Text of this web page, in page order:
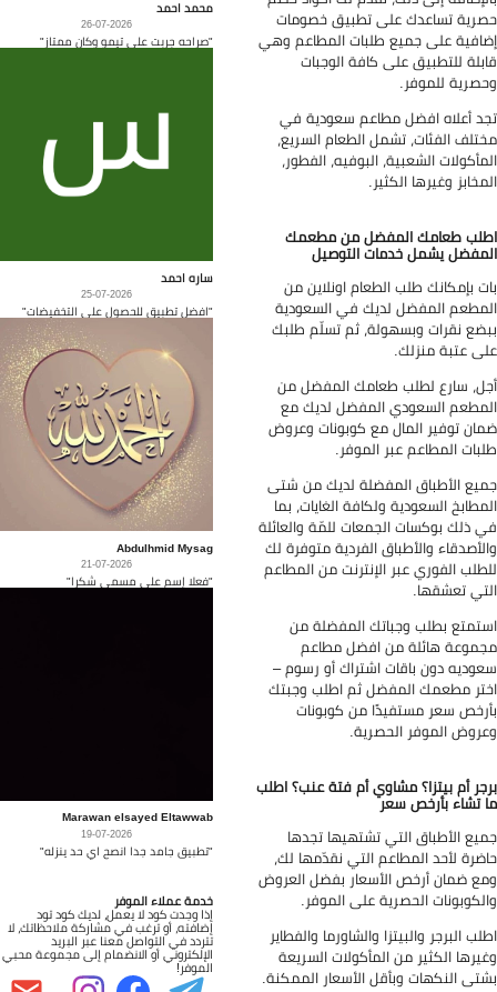
تساعدك على تطبيق خصومات
على جميع طلبات المطاعم وهي
للتطبيق على كافة الوجبات
للموفر.
أعلاه افضل مطاعم سعودية في
الفئات، تشمل الطعام السريع،
الشعبية، البوفيه، الفطور،
وغيرها الكثير.
طعامك المفضل من مطعمك
يشمل خدمات التوصيل
بإمكانك طلب الطعام اونلاين من
المفضل لديك في السعودية
نقرات وبسهولة، ثم تسلّم طلبك
عتبة منزلك.
سارع لطلب طعامك المفضل من
السعودي المفضل لديك مع
توفير المال مع كوبونات وعروض
المطاعم عبر الموفر.
الأطباق المفضلة لديك من شتى
السعودية ولكافة الغايات، بما
ذلك بوكسات الجمعات للمّة والعائلة
والأطباق الفردية متوفرة لك
الفوري عبر الإنترنت من المطاعم
تعشقها.
بطلب وجباتك المفضلة من
هائلة من افضل مطاعم
دون باقات اشتراك أو رسوم –
مطعمك المفضل ثم اطلب وجبتك
سعر مستفيدًا من كوبونات
الموفر الحصرية.
أم بيتزا؟ مشاوي أم فتة عنب؟ اطلب
تشاء بأرخص سعر
الأطباق التي تشتهيها تجدها
لأحد المطاعم التي نقدّمها لك،
ضمان أرخص الأسعار بفضل العروض
الحصرية على الموفر.
البرجر والبيتزا والشاورما والفطاير
الكثير من المأكولات السريعة
النكهات وبأقل الأسعار الممكنة.
محمد احمد
26-07-2026
"صراحه جربت على تيمو وكان ممتاز"
ساره احمد
25-07-2026
"افضل تطبيق للحصول على التخفيضات"
Abdulhmid Mysag
21-07-2026
"فعلا إسم على مسمى شكرا"
Marawan elsayed Eltawwab
19-07-2026
"تطبيق جامد جدا انصح اي حد ينزله"
خدمة عملاء الموفر
إذا وجدت كود لا يعمل، لديك كود تود
إضافته، أو ترغب في مشاركة ملاحظاتك، لا
تتردد في التواصل معنا عبر البريد
الإلكتروني أو الانضمام إلى مجموعة محبي
الموفر!